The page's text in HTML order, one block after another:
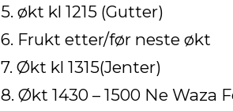
5. økt kl 1215 (Gutter)
6. Frukt etter/før neste økt
7. Økt kl 1315(Jenter)
8. Økt 1430 – 1500 Ne Waza